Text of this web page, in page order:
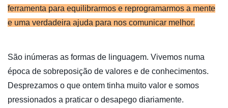
ferramenta para equilibrarmos e reprogramarmos a mente
e uma verdadeira ajuda para nos comunicar melhor.
São inúmeras as formas de linguagem. Vivemos numa
época de sobreposição de valores e de conhecimentos.
Desprezamos o que ontem tinha muito valor e somos
pressionados a praticar o desapego diariamente.